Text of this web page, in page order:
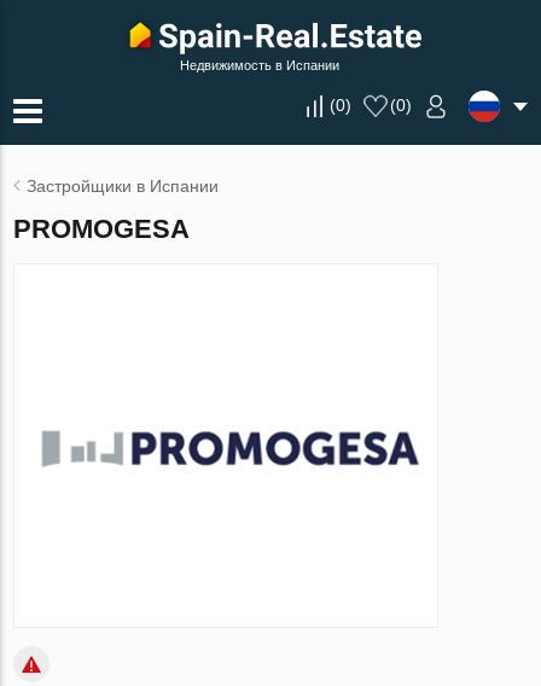
Недвижимость в Испании
(0) (0)
Застройщики в Испании
PROMOGESA